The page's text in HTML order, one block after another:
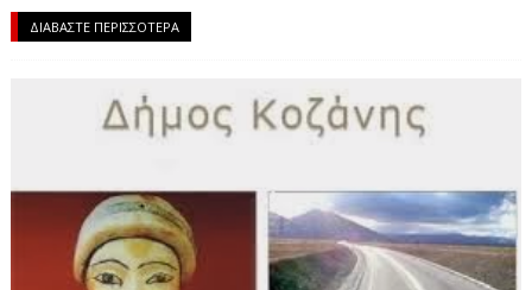
ΔΙΑΒΑΣΤΕ ΠΕΡΙΣΣΟΤΕΡΑ